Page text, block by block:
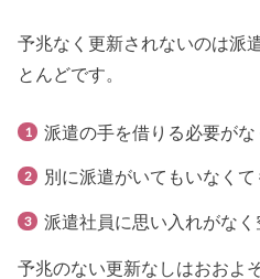
予兆なく更新されないのは派
とんどです。
派遣の手を借りる必要がな
別に派遣がいてもいなく
派遣社員に思い入れがな
予兆のない更新なしはおおよ